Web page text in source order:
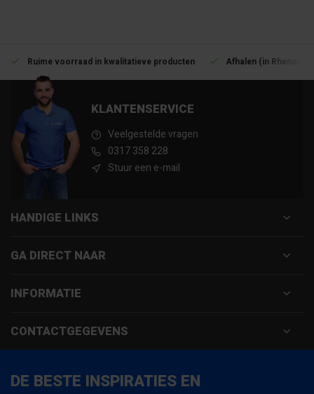
Ruime voorraad in kwalitatieve producten Afhalen (in Rhenen)
KLANTENSERVICE
Veelgestelde vragen
0317 358 228
Stuur een e-mail
HANDIGE LINKS
GA DIRECT NAAR
INFORMATIE
CONTACTGEGEVENS
DE BESTE INSPIRATIES EN